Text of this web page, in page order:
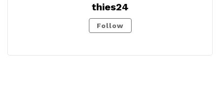
thies24
Follow